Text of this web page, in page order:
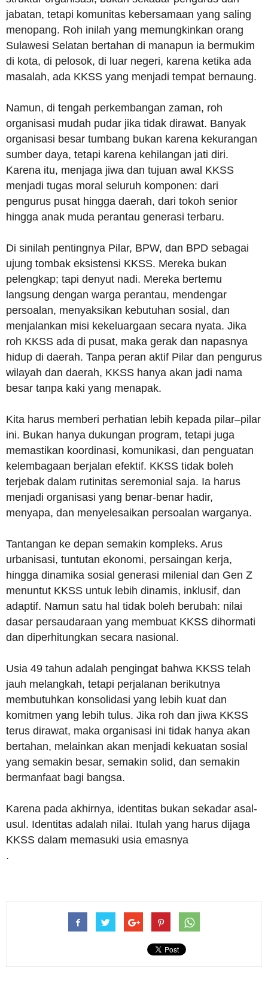
jabatan, tetapi komunitas kebersamaan yang saling
menopang. Roh inilah yang memungkinkan orang
Sulawesi Selatan bertahan di manapun ia bermukim
di kota, di pelosok, di luar negeri, karena ketika ada
masalah, ada KKSS yang menjadi tempat bernaung.
Namun, di tengah perkembangan zaman, roh
organisasi mudah pudar jika tidak dirawat. Banyak
organisasi besar tumbang bukan karena kekurangan
sumber daya, tetapi karena kehilangan jati diri.
Karena itu, menjaga jiwa dan tujuan awal KKSS
menjadi tugas moral seluruh komponen: dari
pengurus pusat hingga daerah, dari tokoh senior
hingga anak muda perantau generasi terbaru.
Di sinilah pentingnya Pilar, BPW, dan BPD sebagai
ujung tombak eksistensi KKSS. Mereka bukan
pelengkap; tapi denyut nadi. Mereka bertemu
langsung dengan warga perantau, mendengar
persoalan, menyaksikan kebutuhan sosial, dan
menjalankan misi kekeluargaan secara nyata. Jika
roh KKSS ada di pusat, maka gerak dan napasnya
hidup di daerah. Tanpa peran aktif Pilar dan pengurus
wilayah dan daerah, KKSS hanya akan jadi nama
besar tanpa kaki yang menapak.
Kita harus memberi perhatian lebih kepada pilar–pilar
ini. Bukan hanya dukungan program, tetapi juga
memastikan koordinasi, komunikasi, dan penguatan
kelembagaan berjalan efektif. KKSS tidak boleh
terjebak dalam rutinitas seremonial saja. Ia harus
menjadi organisasi yang benar-benar hadir,
menyapa, dan menyelesaikan persoalan warganya.
Tantangan ke depan semakin kompleks. Arus
urbanisasi, tuntutan ekonomi, persaingan kerja,
hingga dinamika sosial generasi milenial dan Gen Z
menuntut KKSS untuk lebih dinamis, inklusif, dan
adaptif. Namun satu hal tidak boleh berubah: nilai
dasar persaudaraan yang membuat KKSS dihormati
dan diperhitungkan secara nasional.
Usia 49 tahun adalah pengingat bahwa KKSS telah
jauh melangkah, tetapi perjalanan berikutnya
membutuhkan konsolidasi yang lebih kuat dan
komitmen yang lebih tulus. Jika roh dan jiwa KKSS
terus dirawat, maka organisasi ini tidak hanya akan
bertahan, melainkan akan menjadi kekuatan sosial
yang semakin besar, semakin solid, dan semakin
bermanfaat bagi bangsa.
Karena pada akhirnya, identitas bukan sekadar asal-
usul. Identitas adalah nilai. Itulah yang harus dijaga
KKSS dalam memasuki usia emasnya
.